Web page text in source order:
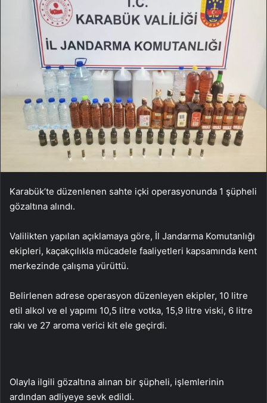
Karabük’te düzenlenen sahte içki operasyonunda 1 şüpheli
gözaltına alındı.
Valilikten yapılan açıklamaya göre, İl Jandarma Komutanlığı
ekipleri, kaçakçılıkla mücadele faaliyetleri kapsamında kent
merkezinde çalışma yürüttü.
Belirlenen adrese operasyon düzenleyen ekipler, 10 litre
etil alkol ve el yapımı 10,5 litre votka, 15,9 litre viski, 6 litre
rakı ve 27 aroma verici kit ele geçirdi.
Olayla ilgili gözaltına alınan bir şüpheli, işlemlerinin
ardından adliyeye sevk edildi.